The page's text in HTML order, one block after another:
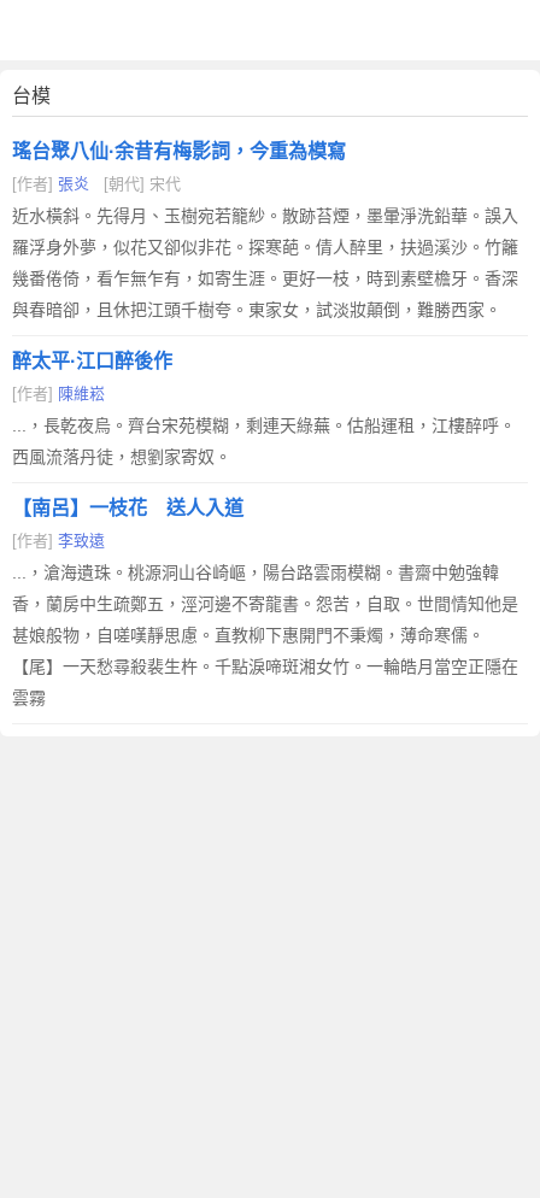
台模
瑤台聚八仙·余昔有梅影詞，今重為模寫
[作者] 張炎 [朝代] 宋代
近水橫斜。先得月、玉樹宛若籠紗。散跡苔煙，墨暈淨洗鉛華。誤入
羅浮身外夢，似花又卻似非花。探寒葩。倩人醉里，扶過溪沙。竹籬
幾番倦倚，看乍無乍有，如寄生涯。更好一枝，時到素壁檐牙。香深
與春暗卻，且休把江頭千樹夸。東家女，試淡妝顛倒，難勝西家。
醉太平·江口醉後作
[作者] 陳維崧
...，長乾夜烏。齊台宋苑模糊，剩連天綠蕪。估船運租，江樓醉呼。
西風流落丹徒，想劉家寄奴。
【南呂】一枝花 送人入道
[作者] 李致遠
...，滄海遺珠。桃源洞山谷崎嶇，陽台路雲雨模糊。書齋中勉強韓
香，蘭房中生疏鄭五，涇河邊不寄龍書。怨苦，自取。世間情知他是
甚娘般物，自嗟嘆靜思慮。直教柳下惠開門不秉燭，薄命寒儒。
【尾】一天愁尋殺裴生杵。千點淚啼斑湘女竹。一輪皓月當空正隱在
雲霧